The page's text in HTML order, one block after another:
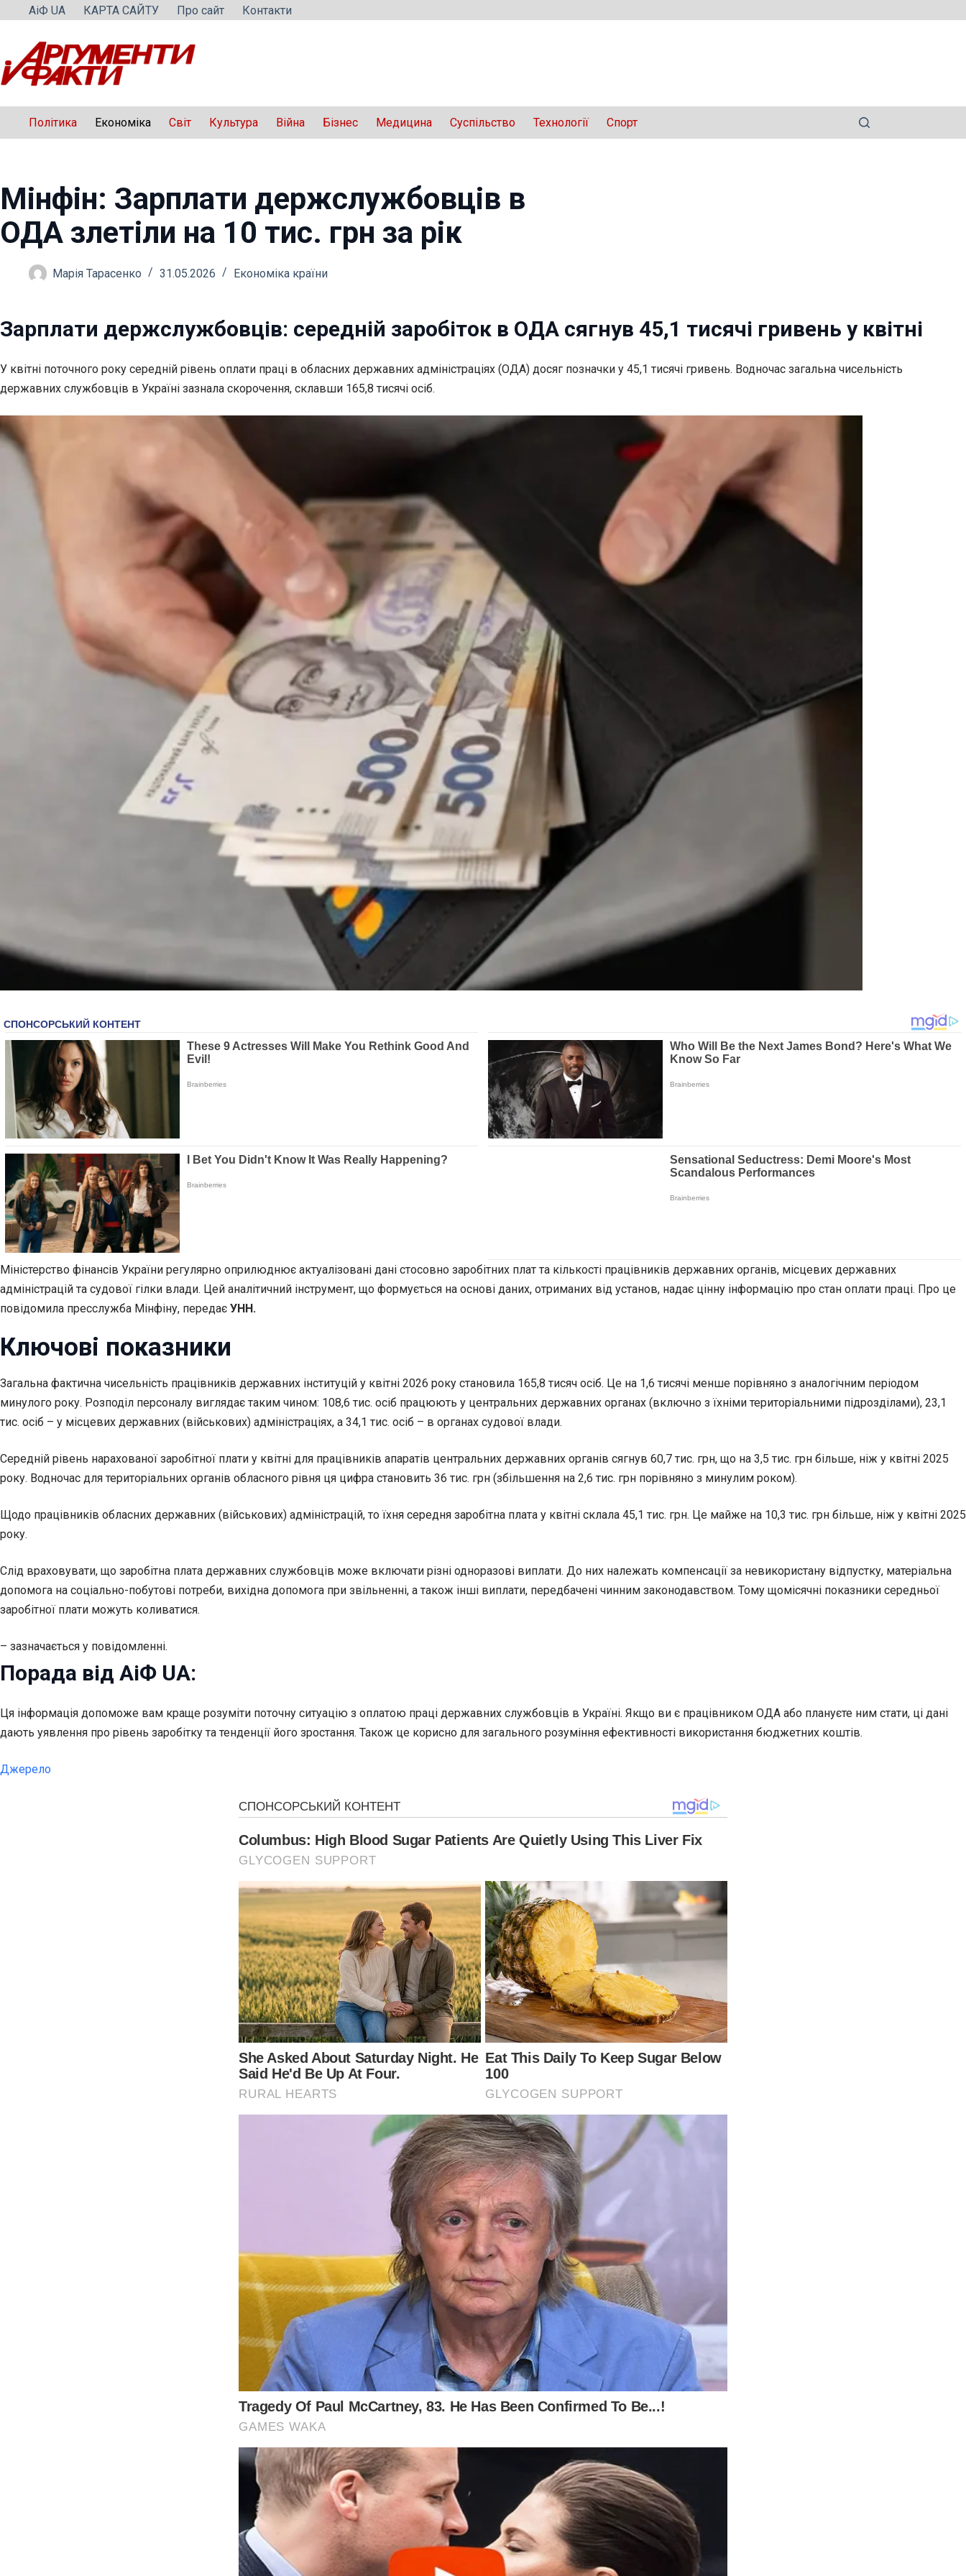
Перейти
вмісту
АіФ UA КАРТА САЙТУ Про сайт Контакти
Політика Економіка Світ Культура Війна Бізнес Медицина Суспільство Технології Спорт
Мінфін: Зарплати держслужбовців в
ОДА злетіли на 10 тис. грн за рік
Марія Тарасенко 31.05.2026 Економіка країни
Зарплати держслужбовців: середній заробіток в ОДА сягнув 45,1 тисячі гривень у квітні
У квітні поточного року середній рівень оплати праці в обласних державних адміністраціях (ОДА) досяг позначки у 45,1 тисячі гривень. Водночас загальна чисельність
державних службовців в Україні зазнала скорочення, склавши 165,8 тисячі осіб.
Міністерство фінансів України регулярно оприлюднює актуалізовані дані стосовно заробітних плат та кількості працівників державних органів, місцевих державних
адміністрацій та судової гілки влади. Цей аналітичний інструмент, що формується на основі даних, отриманих від установ, надає цінну інформацію про стан оплати праці. Про це
повідомила пресслужба Мінфіну, передає УНН.
Ключові показники
Загальна фактична чисельність працівників державних інституцій у квітні 2026 року становила 165,8 тисяч осіб. Це на 1,6 тисячі менше порівняно з аналогічним періодом
минулого року. Розподіл персоналу виглядає таким чином: 108,6 тис. осіб працюють у центральних державних органах (включно з їхніми територіальними підрозділами), 23,1
тис. осіб – у місцевих державних (військових) адміністраціях, а 34,1 тис. осіб – в органах судової влади.
Середній рівень нарахованої заробітної плати у квітні для працівників апаратів центральних державних органів сягнув 60,7 тис. грн, що на 3,5 тис. грн більше, ніж у квітні 2025
року. Водночас для територіальних органів обласного рівня ця цифра становить 36 тис. грн (збільшення на 2,6 тис. грн порівняно з минулим роком).
Щодо працівників обласних державних (військових) адміністрацій, то їхня середня заробітна плата у квітні склала 45,1 тис. грн. Це майже на 10,3 тис. грн більше, ніж у квітні 2025
року.
Слід враховувати, що заробітна плата державних службовців може включати різні одноразові виплати. До них належать компенсації за невикористану відпустку, матеріальна
допомога на соціально-побутові потреби, вихідна допомога при звільненні, а також інші виплати, передбачені чинним законодавством. Тому щомісячні показники середньої
заробітної плати можуть коливатися.
– зазначається у повідомленні.
Порада від АіФ UA:
Ця інформація допоможе вам краще розуміти поточну ситуацію з оплатою праці державних службовців в Україні. Якщо ви є працівником ОДА або плануєте ним стати, ці дані
дають уявлення про рівень заробітку та тенденції його зростання. Також це корисно для загального розуміння ефективності використання бюджетних коштів.
Джерело